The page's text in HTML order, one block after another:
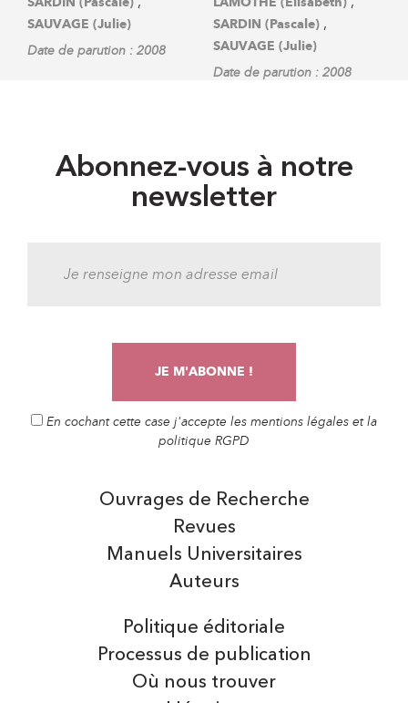
SAUVAGE (Julie)
Date de parution : 2008
SARDIN (Pascale) ,
SAUVAGE (Julie)
Date de parution : 2008
Abonnez-vous à notre
newsletter
En cochant cette case j'accepte les mentions légales et la
politique RGPD
Auteurs
Manuels Universitaires
Ouvrages de Recherche
Revues
Politique éditoriale
Processus de publication
Où nous trouver